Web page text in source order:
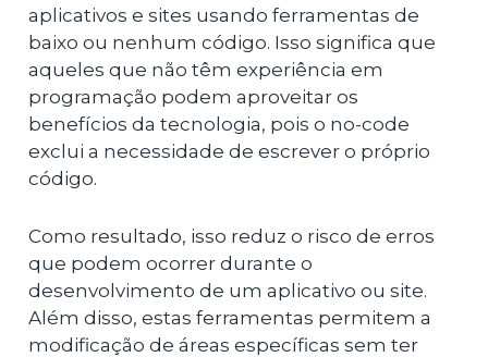
aplicativos e sites usando ferramentas de
baixo ou nenhum código. Isso significa que
aqueles que não têm experiência em
programação podem aproveitar os
benefícios da tecnologia, pois o no-code
exclui a necessidade de escrever o próprio
código.
Como resultado, isso reduz o risco de erros
que podem ocorrer durante o
desenvolvimento de um aplicativo ou site.
Além disso, estas ferramentas permitem a
modificação de áreas específicas sem ter